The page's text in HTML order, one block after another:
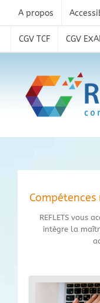
content
A propos
CGV TCF CGV
REFLETS vous
intègre la